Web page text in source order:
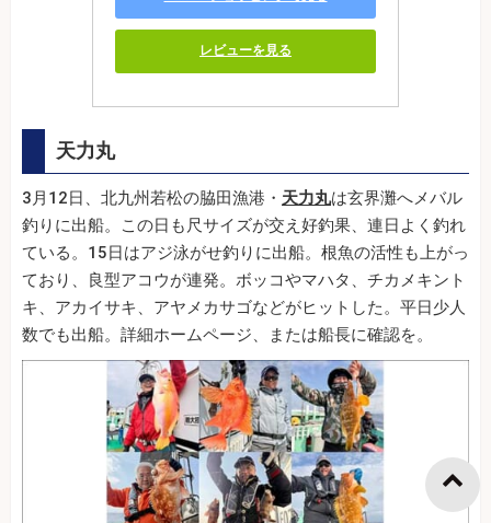
レビューを見る
天力丸
3月12日、北九州若松の脇田漁港・ 天力丸は玄界灘へメバル
釣りに出船。この日も尺サイズが交え好釣果、連日よく釣れ
ている。15日はアジ泳がせ釣りに出船。根魚の活性も上がっ
ており、良型アコウが連発。ボッコやマハタ、チカメキント
キ、アカイサキ、アヤメカサゴなどがヒットした。平日少人
数でも出船。詳細ホームページ、または船長に確認を。